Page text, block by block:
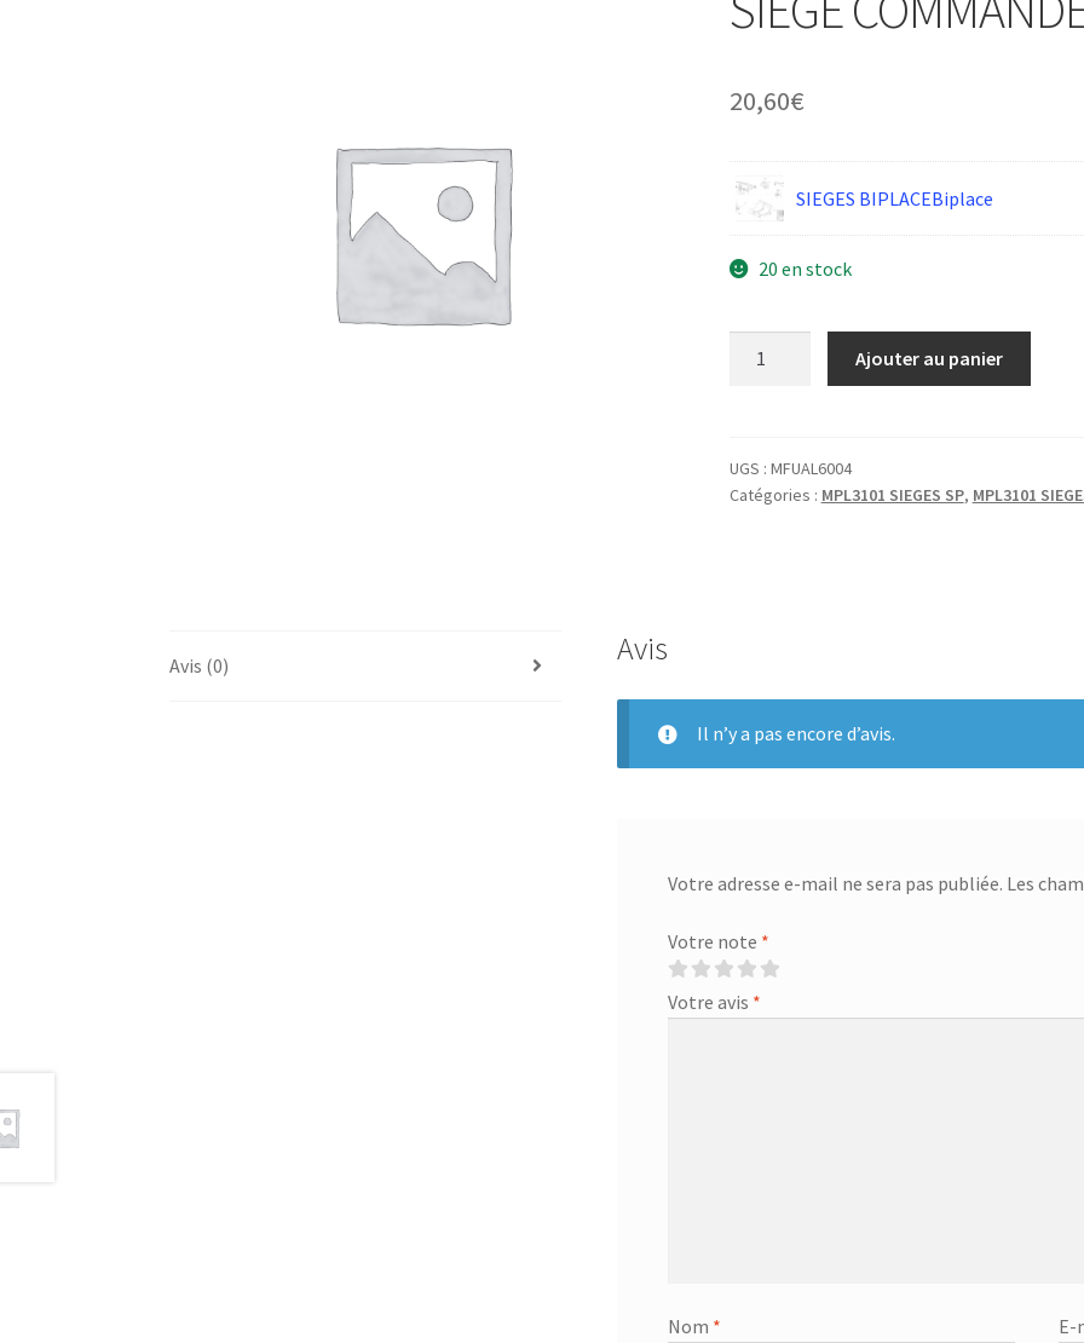
20,60€
SIEGES BIPLACEBiplace
20 en stock
VERROUILLAGE
Ajouter au panier
UGS : MFUAL6004
Catégories : MPL3101 SIEGES SP, MPL3101
Avis (0) Avis
Il n’y a pas encore d’avis.
Votre adresse e-mail ne sera pas publiée. Les
Votre note *
Votre avis *
Nom * E-